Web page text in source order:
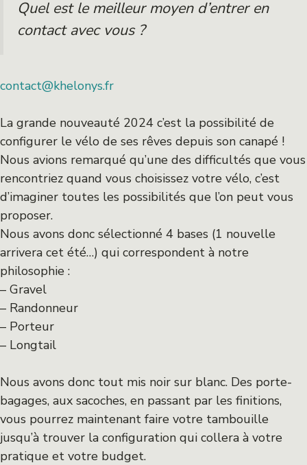
Quel est le meilleur moyen d’entrer en
contact avec vous ?
contact@khelonys.fr
La grande nouveauté 2024 c’est la possibilité de
configurer le vélo de ses rêves depuis son canapé !
Nous avions remarqué qu’une des difficultés que vous
rencontriez quand vous choisissez votre vélo, c’est
d’imaginer toutes les possibilités que l’on peut vous
proposer.
Nous avons donc sélectionné 4 bases (1 nouvelle
arrivera cet été…) qui correspondent à notre
philosophie :
– Gravel
– Randonneur
– Porteur
– Longtail
Nous avons donc tout mis noir sur blanc. Des porte-
bagages, aux sacoches, en passant par les finitions,
vous pourrez maintenant faire votre tambouille
jusqu’à trouver la configuration qui collera à votre
pratique et votre budget.